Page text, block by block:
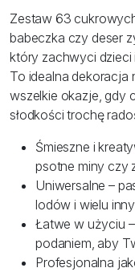
Zestaw 63
babeczka czy deser
który zachwyci dzieci
To idealna dekoracja
wszelkie okazje, gdy
słodkości trochę
Śmieszne i
psotne miny czy
Uniwersalne –
lodów i wielu
Łatwe w użyciu
podaniem, aby
Profesjonalna